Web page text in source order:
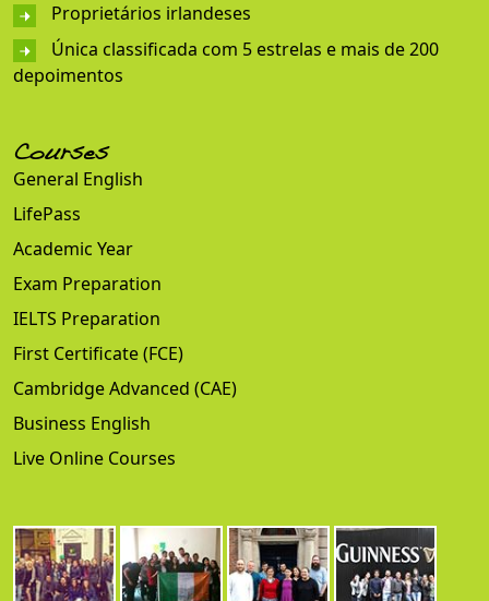
Proprietários irlandeses
Única classificada com 5 estrelas e mais de 200
depoimentos
Courses
General English
LifePass
Academic Year
Exam Preparation
IELTS Preparation
First Certificate (FCE)
Cambridge Advanced (CAE)
Business English
Live Online Courses